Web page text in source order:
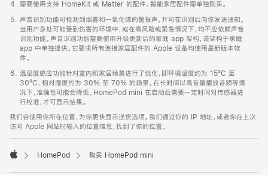
需要使用支持 HomeKit 或 Matter 的配件。智能家居配件需单独购买。
声音识别功能可检测到烟雾和一氧化碳的警报声，并可在识别后向你发送通知。
当用户身处可能受到伤害的环境中，或在高风险或紧急情况下，均不应依赖声音
识别功能。声音识别功能需要使用升级更新后的家庭 app 架构，该架构于家庭
app 中单独提供。它要求所有连接家居配件的 Apple 设备均使用最新版本软
件。
温湿度感应功能针对室内和家居场景进行了优化，即环境温度约为 15ºC 至
30ºC、相对湿度约为 30% 至 70% 的场景。在长时间以高音量播放音频等情
况下，准确性可能会降低。HomePod mini 在启动后需要一定时间对传感器进
行校准，才可显示结果。
我们会使用你所在位置，为你更快显示送货选项。我们通过你的 IP 地址，或者你在上次
访问 Apple 网站时输入的位置信息，找到了你的位置。
HomePod 购买 HomePod mini